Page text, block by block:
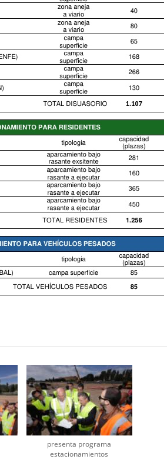
presenta programa
estacionamientos